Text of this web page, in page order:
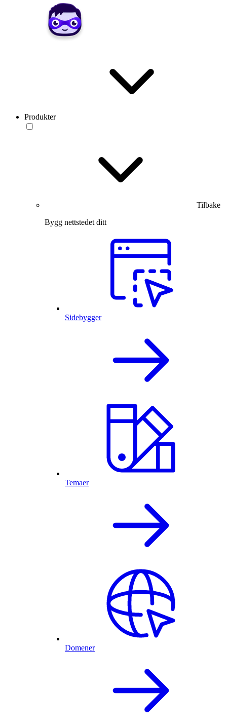
Produkter
Tilbake
Bygg nettstedet ditt
Sidebygger
Temaer
Domener